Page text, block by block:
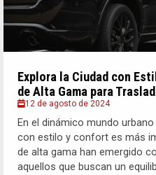
Explora la Ciudad con
de Alta Gama para
12 de agosto de 2024
En el dinámico mundo
con estilo y confort es más
de alta gama han emergido
aquellos que buscan un